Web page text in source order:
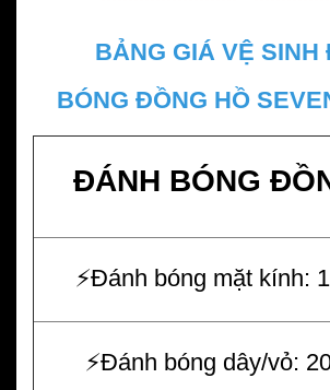
BẢNG GIÁ VỆ SINH
BÓNG ĐỒNG HỒ
ĐÁNH BÓNG
⚡️Đánh bóng mặt kính:
⚡️Đánh bóng dây/vỏ: